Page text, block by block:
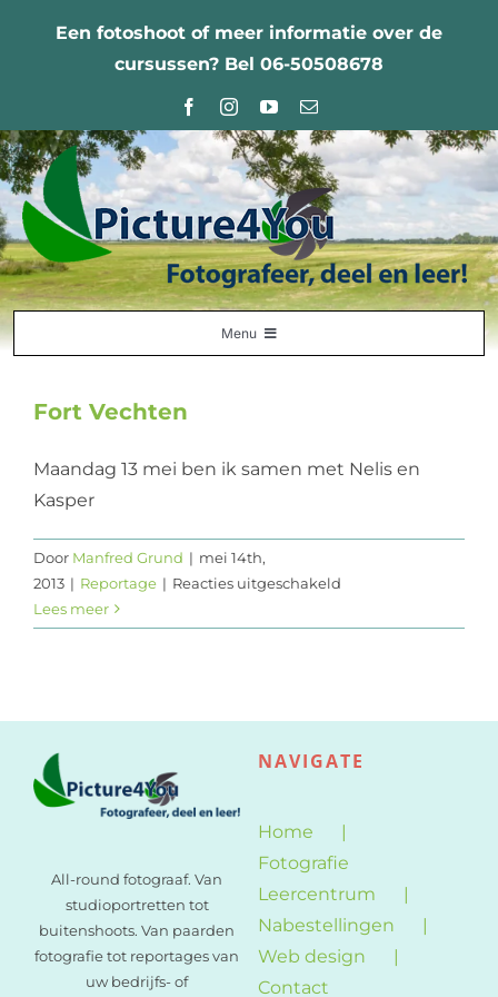
Een fotoshoot of meer informatie over de
cursussen? Bel 06-50508678
Menu
Nabestellingen
Contact
Fort Vechten
Maandag 13 mei ben ik samen met Nelis en
Kasper
Door Manfred Grund | mei 14th,
2013 | Reportage | Reacties uitgeschakeld
Vechten
Lees meer
All-round fotograaf. Van
studioportretten tot
buitenshoots. Van paarden
fotografie tot reportages van
uw bedrijfs- of
NAVIGATE
Home
Fotografie
Leercentrum
Nabestellingen
Web design
Contact